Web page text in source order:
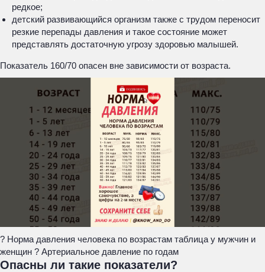
редкое;
детский развивающийся организм также с трудом переносит
резкие перепады давления и такое состояние может
представлять достаточную угрозу здоровью малышей.
Показатель 160/70 опасен вне зависимости от возраста.
? Норма давления человека по возрастам таблица у мужчин и
женщин ? Артериальное давление по годам
Опасны ли такие показатели?